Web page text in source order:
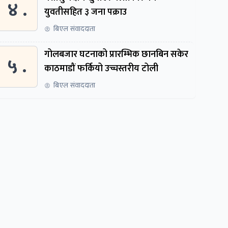
४ .
युवतीसहित ३ जना पक्राउ
बिएल संवाददाता
५ .
गोलबजार घटनाको प्रारम्भिक छानबिन सकेर
काठमाडौं फर्कियो उच्चस्तरीय टोली
बिएल संवाददाता